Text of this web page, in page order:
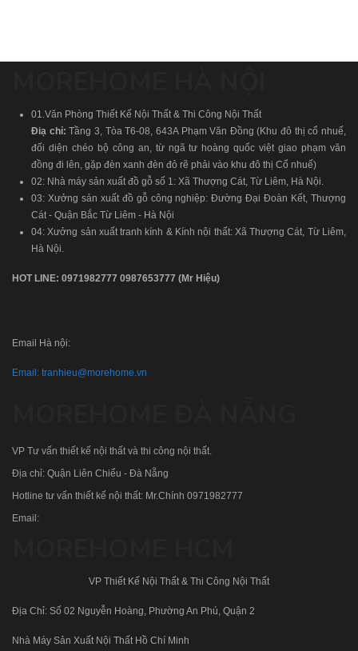
01.Văn Phòng Thiết Kế Nội Thất & Thi Công Nội Thất
Điạ chỉ: Tầng 3, Tòa T6-08, 643A Phạm Văn Đồng (Khu đô thị cổ nhuế,
đối diện chéo bộ công an, từ ngã tư hoàng quốc việt giao phạm văn
đồng đi lên, gặp đèn xanh đèn đỏ rẽ phải vào khu đô thị Cổ nhuế)
02: Nhà máy sản xuất đồ gỗ số 1: Xã Thượng Cát, Từ Liêm, Hà Nội.
03: Xưởng sản xuất đồ gỗ công nghiệp: Đường Đại Đoàn Kết, Thượng
Cát - Quận Bắc Từ Liêm - Hà Nội
04: Xưởng sản xuất tranh kính & Kính nội thất: Xã Thượng Cát, Từ Liêm,
Hà Nội.
HOT LINE: 0971982777 0987653777 (Mr Hiệu)
Email Hà nội:
Email: tranhieu@morehome.vn
VP Tư vấn thiết kế nội thất và thi công nội thất.
Địa chỉ: Quận Liên Chiểu - Đà Nẵng
Hotline tư vấn thiết kế nội thất: Mr.Chính 0971982777
Email:
VP Thiết Kế Nội Thất & Thi Công Nội Thất
Địa Chỉ: Số 02 Nguyễn Hoàng, Phường An Phú, Quận 2
Nhà Máy Sản Xuất Nội Thất Hồ Chí Minh